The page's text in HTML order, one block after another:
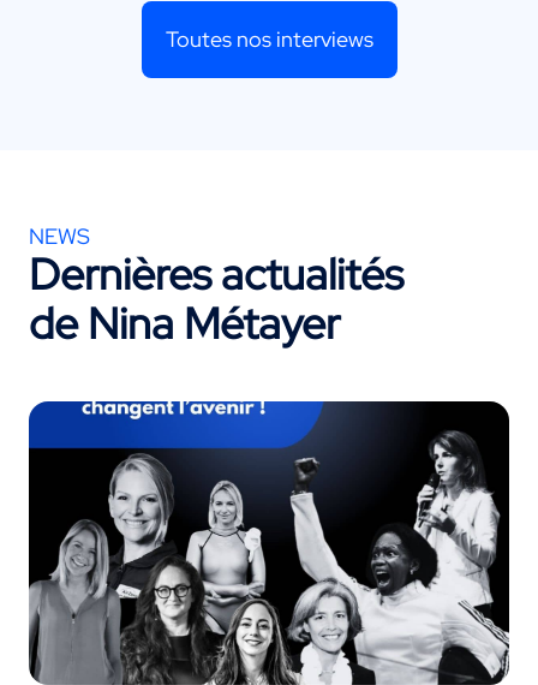
Toutes nos interviews
NEWS
Dernières actualités
de Nina Métayer